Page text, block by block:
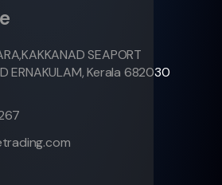
SEAPORT
ERNAKULAM, Kerala 682030